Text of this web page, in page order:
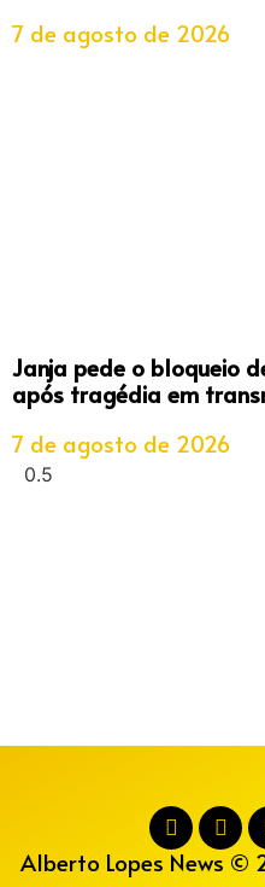
7 de agosto de 2026
Janja pede o bloqueio
após tragédia em
7 de agosto de 2026
Alberto Lopes News ©